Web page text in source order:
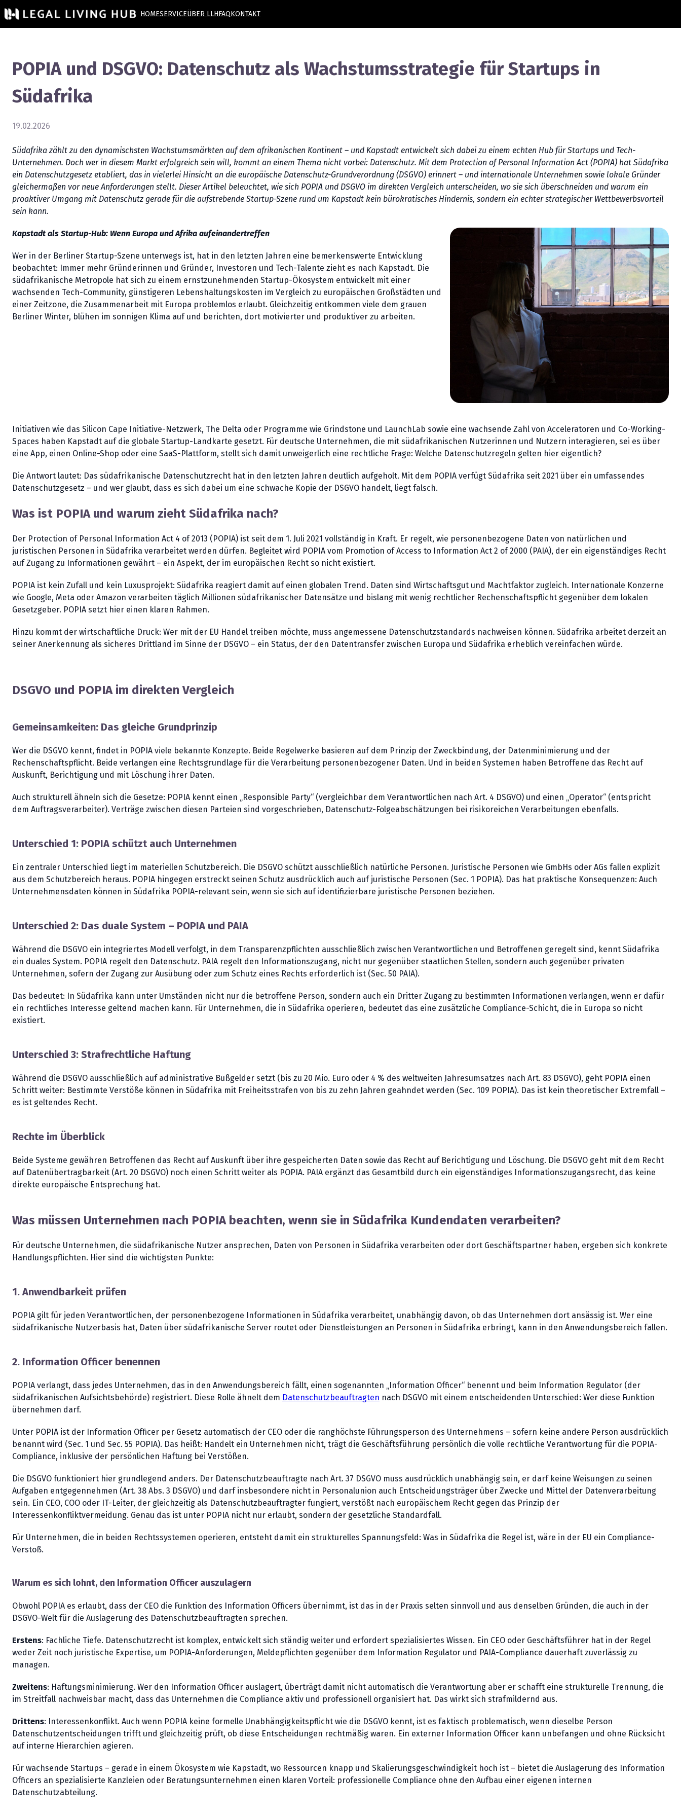
HOMESERVICEÜBER LLHFAQKONTAKT
POPIA und DSGVO: Datenschutz als Wachstumsstrategie für Startups in
Südafrika
19.02.2026
Südafrika zählt zu den dynamischsten Wachstumsmärkten auf dem afrikanischen Kontinent – und Kapstadt entwickelt sich dabei zu einem echten Hub für Startups und Tech-
Unternehmen. Doch wer in diesem Markt erfolgreich sein will, kommt an einem Thema nicht vorbei: Datenschutz. Mit dem Protection of Personal Information Act (POPIA) hat Südafrika
ein Datenschutzgesetz etabliert, das in vielerlei Hinsicht an die europäische Datenschutz-Grundverordnung (DSGVO) erinnert – und internationale Unternehmen sowie lokale Gründer
gleichermaßen vor neue Anforderungen stellt. Dieser Artikel beleuchtet, wie sich POPIA und DSGVO im direkten Vergleich unterscheiden, wo sie sich überschneiden und warum ein
proaktiver Umgang mit Datenschutz gerade für die aufstrebende Startup-Szene rund um Kapstadt kein bürokratisches Hindernis, sondern ein echter strategischer Wettbewerbsvorteil
sein kann.
Kapstadt als Startup-Hub: Wenn Europa und Afrika aufeinandertreffen
Wer in der Berliner Startup-Szene unterwegs ist, hat in den letzten Jahren eine bemerkenswerte Entwicklung
beobachtet: Immer mehr Gründerinnen und Gründer, Investoren und Tech-Talente zieht es nach Kapstadt. Die
südafrikanische Metropole hat sich zu einem ernstzunehmenden Startup-Ökosystem entwickelt mit einer
wachsenden Tech-Community, günstigeren Lebenshaltungskosten im Vergleich zu europäischen Großstädten und
einer Zeitzone, die Zusammenarbeit mit Europa problemlos erlaubt. Gleichzeitig entkommen viele dem grauen
Berliner Winter, blühen im sonnigen Klima auf und berichten, dort motivierter und produktiver zu arbeiten.
Initiativen wie das Silicon Cape Initiative-Netzwerk, The Delta oder Programme wie Grindstone und LaunchLab sowie eine wachsende Zahl von Acceleratoren und Co-Working-
Spaces haben Kapstadt auf die globale Startup-Landkarte gesetzt. Für deutsche Unternehmen, die mit südafrikanischen Nutzerinnen und Nutzern interagieren, sei es über
eine App, einen Online-Shop oder eine SaaS-Plattform, stellt sich damit unweigerlich eine rechtliche Frage: Welche Datenschutzregeln gelten hier eigentlich?
Die Antwort lautet: Das südafrikanische Datenschutzrecht hat in den letzten Jahren deutlich aufgeholt. Mit dem POPIA verfügt Südafrika seit 2021 über ein umfassendes
Datenschutzgesetz – und wer glaubt, dass es sich dabei um eine schwache Kopie der DSGVO handelt, liegt falsch.
Was ist POPIA und warum zieht Südafrika nach?
Der Protection of Personal Information Act 4 of 2013 (POPIA) ist seit dem 1. Juli 2021 vollständig in Kraft. Er regelt, wie personenbezogene Daten von natürlichen und
juristischen Personen in Südafrika verarbeitet werden dürfen. Begleitet wird POPIA vom Promotion of Access to Information Act 2 of 2000 (PAIA), der ein eigenständiges Recht
auf Zugang zu Informationen gewährt – ein Aspekt, der im europäischen Recht so nicht existiert.
POPIA ist kein Zufall und kein Luxusprojekt: Südafrika reagiert damit auf einen globalen Trend. Daten sind Wirtschaftsgut und Machtfaktor zugleich. Internationale Konzerne
wie Google, Meta oder Amazon verarbeiten täglich Millionen südafrikanischer Datensätze und bislang mit wenig rechtlicher Rechenschaftspflicht gegenüber dem lokalen
Gesetzgeber. POPIA setzt hier einen klaren Rahmen.
Hinzu kommt der wirtschaftliche Druck: Wer mit der EU Handel treiben möchte, muss angemessene Datenschutzstandards nachweisen können. Südafrika arbeitet derzeit an
seiner Anerkennung als sicheres Drittland im Sinne der DSGVO – ein Status, der den Datentransfer zwischen Europa und Südafrika erheblich vereinfachen würde.
DSGVO und POPIA im direkten Vergleich
Gemeinsamkeiten: Das gleiche Grundprinzip
Wer die DSGVO kennt, findet in POPIA viele bekannte Konzepte. Beide Regelwerke basieren auf dem Prinzip der Zweckbindung, der Datenminimierung und der
Rechenschaftspflicht. Beide verlangen eine Rechtsgrundlage für die Verarbeitung personenbezogener Daten. Und in beiden Systemen haben Betroffene das Recht auf
Auskunft, Berichtigung und mit Löschung ihrer Daten.
Auch strukturell ähneln sich die Gesetze: POPIA kennt einen „Responsible Party“ (vergleichbar dem Verantwortlichen nach Art. 4 DSGVO) und einen „Operator“ (entspricht
dem Auftragsverarbeiter). Verträge zwischen diesen Parteien sind vorgeschrieben, Datenschutz-Folgeabschätzungen bei risikoreichen Verarbeitungen ebenfalls.
Unterschied 1: POPIA schützt auch Unternehmen
Ein zentraler Unterschied liegt im materiellen Schutzbereich. Die DSGVO schützt ausschließlich natürliche Personen. Juristische Personen wie GmbHs oder AGs fallen explizit
aus dem Schutzbereich heraus. POPIA hingegen erstreckt seinen Schutz ausdrücklich auch auf juristische Personen (Sec. 1 POPIA). Das hat praktische Konsequenzen: Auch
Unternehmensdaten können in Südafrika POPIA-relevant sein, wenn sie sich auf identifizierbare juristische Personen beziehen.
Unterschied 2: Das duale System – POPIA und PAIA
Während die DSGVO ein integriertes Modell verfolgt, in dem Transparenzpflichten ausschließlich zwischen Verantwortlichen und Betroffenen geregelt sind, kennt Südafrika
ein duales System. POPIA regelt den Datenschutz. PAIA regelt den Informationszugang, nicht nur gegenüber staatlichen Stellen, sondern auch gegenüber privaten
Unternehmen, sofern der Zugang zur Ausübung oder zum Schutz eines Rechts erforderlich ist (Sec. 50 PAIA).
Das bedeutet: In Südafrika kann unter Umständen nicht nur die betroffene Person, sondern auch ein Dritter Zugang zu bestimmten Informationen verlangen, wenn er dafür
ein rechtliches Interesse geltend machen kann. Für Unternehmen, die in Südafrika operieren, bedeutet das eine zusätzliche Compliance-Schicht, die in Europa so nicht
existiert.
Unterschied 3: Strafrechtliche Haftung
Während die DSGVO ausschließlich auf administrative Bußgelder setzt (bis zu 20 Mio. Euro oder 4 % des weltweiten Jahresumsatzes nach Art. 83 DSGVO), geht POPIA einen
Schritt weiter: Bestimmte Verstöße können in Südafrika mit Freiheitsstrafen von bis zu zehn Jahren geahndet werden (Sec. 109 POPIA). Das ist kein theoretischer Extremfall –
es ist geltendes Recht.
Rechte im Überblick
Beide Systeme gewähren Betroffenen das Recht auf Auskunft über ihre gespeicherten Daten sowie das Recht auf Berichtigung und Löschung. Die DSGVO geht mit dem Recht
auf Datenübertragbarkeit (Art. 20 DSGVO) noch einen Schritt weiter als POPIA. PAIA ergänzt das Gesamtbild durch ein eigenständiges Informationszugangsrecht, das keine
direkte europäische Entsprechung hat.
Was müssen Unternehmen nach POPIA beachten, wenn sie in Südafrika Kundendaten verarbeiten?
Für deutsche Unternehmen, die südafrikanische Nutzer ansprechen, Daten von Personen in Südafrika verarbeiten oder dort Geschäftspartner haben, ergeben sich konkrete
Handlungspflichten. Hier sind die wichtigsten Punkte:
1. Anwendbarkeit prüfen
POPIA gilt für jeden Verantwortlichen, der personenbezogene Informationen in Südafrika verarbeitet, unabhängig davon, ob das Unternehmen dort ansässig ist. Wer eine
südafrikanische Nutzerbasis hat, Daten über südafrikanische Server routet oder Dienstleistungen an Personen in Südafrika erbringt, kann in den Anwendungsbereich fallen.
2. Information Officer benennen
POPIA verlangt, dass jedes Unternehmen, das in den Anwendungsbereich fällt, einen sogenannten „Information Officer“ benennt und beim Information Regulator (der
südafrikanischen Aufsichtsbehörde) registriert. Diese Rolle ähnelt dem Datenschutzbeauftragten nach DSGVO mit einem entscheidenden Unterschied: Wer diese Funktion
übernehmen darf.
Unter POPIA ist der Information Officer per Gesetz automatisch der CEO oder die ranghöchste Führungsperson des Unternehmens – sofern keine andere Person ausdrücklich
benannt wird (Sec. 1 und Sec. 55 POPIA). Das heißt: Handelt ein Unternehmen nicht, trägt die Geschäftsführung persönlich die volle rechtliche Verantwortung für die POPIA-
Compliance, inklusive der persönlichen Haftung bei Verstößen.
Die DSGVO funktioniert hier grundlegend anders. Der Datenschutzbeauftragte nach Art. 37 DSGVO muss ausdrücklich unabhängig sein, er darf keine Weisungen zu seinen
Aufgaben entgegennehmen (Art. 38 Abs. 3 DSGVO) und darf insbesondere nicht in Personalunion auch Entscheidungsträger über Zwecke und Mittel der Datenverarbeitung
sein. Ein CEO, COO oder IT-Leiter, der gleichzeitig als Datenschutzbeauftragter fungiert, verstößt nach europäischem Recht gegen das Prinzip der
Interessenkonfliktvermeidung. Genau das ist unter POPIA nicht nur erlaubt, sondern der gesetzliche Standardfall.
Für Unternehmen, die in beiden Rechtssystemen operieren, entsteht damit ein strukturelles Spannungsfeld: Was in Südafrika die Regel ist, wäre in der EU ein Compliance-
Verstoß.
Warum es sich lohnt, den Information Officer auszulagern
Obwohl POPIA es erlaubt, dass der CEO die Funktion des Information Officers übernimmt, ist das in der Praxis selten sinnvoll und aus denselben Gründen, die auch in der
DSGVO-Welt für die Auslagerung des Datenschutzbeauftragten sprechen.
Erstens: Fachliche Tiefe. Datenschutzrecht ist komplex, entwickelt sich ständig weiter und erfordert spezialisiertes Wissen. Ein CEO oder Geschäftsführer hat in der Regel
weder Zeit noch juristische Expertise, um POPIA-Anforderungen, Meldepflichten gegenüber dem Information Regulator und PAIA-Compliance dauerhaft zuverlässig zu
managen.
Zweitens: Haftungsminimierung. Wer den Information Officer auslagert, überträgt damit nicht automatisch die Verantwortung aber er schafft eine strukturelle Trennung, die
im Streitfall nachweisbar macht, dass das Unternehmen die Compliance aktiv und professionell organisiert hat. Das wirkt sich strafmildernd aus.
Drittens: Interessenkonflikt. Auch wenn POPIA keine formelle Unabhängigkeitspflicht wie die DSGVO kennt, ist es faktisch problematisch, wenn dieselbe Person
Datenschutzentscheidungen trifft und gleichzeitig prüft, ob diese Entscheidungen rechtmäßig waren. Ein externer Information Officer kann unbefangen und ohne Rücksicht
auf interne Hierarchien agieren.
Für wachsende Startups – gerade in einem Ökosystem wie Kapstadt, wo Ressourcen knapp und Skalierungsgeschwindigkeit hoch ist – bietet die Auslagerung des Information
Officers an spezialisierte Kanzleien oder Beratungsunternehmen einen klaren Vorteil: professionelle Compliance ohne den Aufbau einer eigenen internen
Datenschutzabteilung.